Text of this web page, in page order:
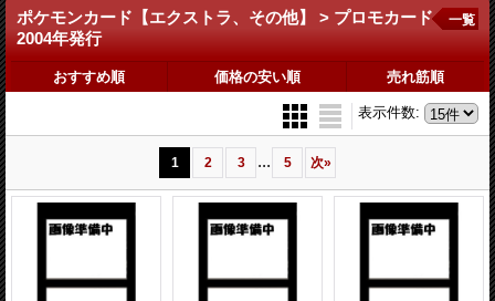
ポケモンカード【エクストラ、その他】 > プロモカード
2004年発行
一覧
おすすめ順 価格の安い順 売れ筋順
表示件数:
1 2 3 ... 5 次»